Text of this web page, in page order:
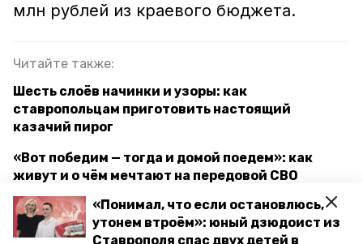
«Понимал, что если остановлюсь,
утонем втроём»: юный дзюдоист из
Ставрополя спас двух детей в
млн рублей из краевого бюджета.
Читайте также:
Шесть слоёв начинки и узоры: как
ставропольцам приготовить настоящий
казачий пирог
«Вот победим — тогда и домой поедем»: как
живут и о чём мечтают на передовой СВО
ставропольские бойцы
По следам «Чебурашки»: как на Кавминводах